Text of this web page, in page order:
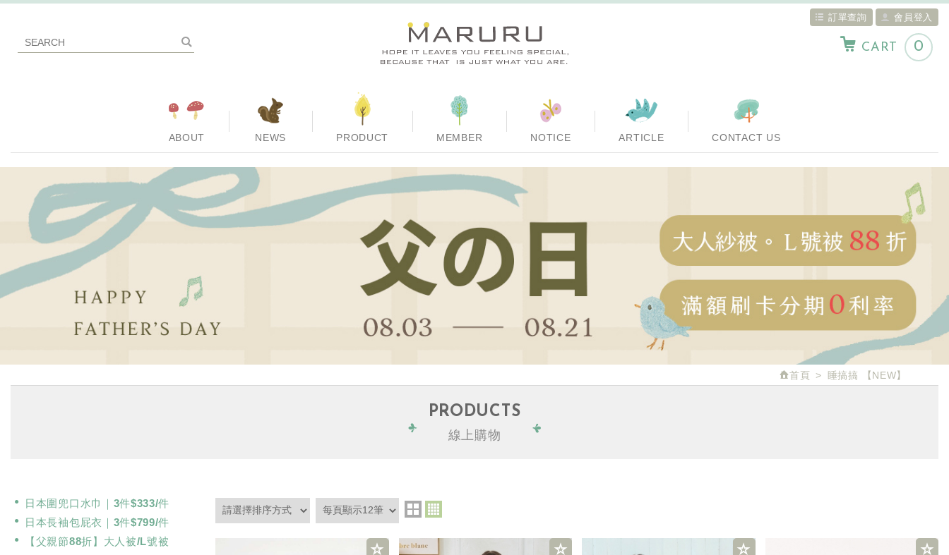
訂單查詢 會員登入
CART 0
ABOUT NEWS PRODUCT MEMBER NOTICE ARTICLE CONTACT US
首頁 睡搞搞 【NEW】
PRODUCTS
線上購物
日本圍兜口水巾｜3件$333/件
日本長袖包屁衣｜3件$799/件
【父親節88折】大人被/L號被